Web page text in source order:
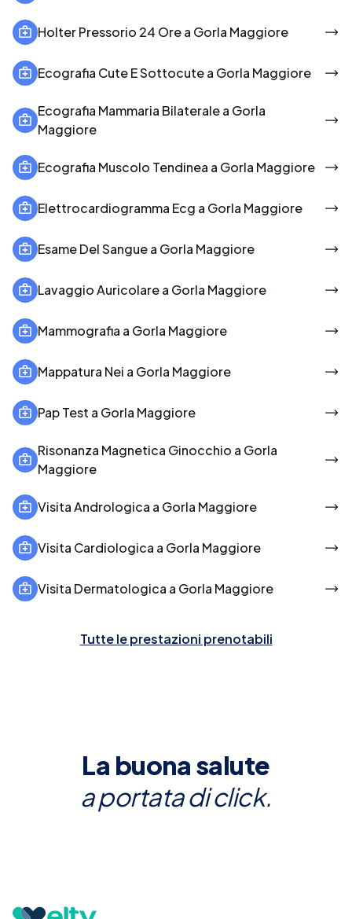
Holter Pressorio 24 Ore a Gorla Maggiore
Ecografia Cute E Sottocute a Gorla Maggiore
Ecografia Mammaria Bilaterale a Gorla
Maggiore
Ecografia Muscolo Tendinea a Gorla Maggiore
Elettrocardiogramma Ecg a Gorla Maggiore
Esame Del Sangue a Gorla Maggiore
Lavaggio Auricolare a Gorla Maggiore
Mammografia a Gorla Maggiore
Mappatura Nei a Gorla Maggiore
Pap Test a Gorla Maggiore
Risonanza Magnetica Ginocchio a Gorla
Maggiore
Visita Andrologica a Gorla Maggiore
Visita Cardiologica a Gorla Maggiore
Visita Dermatologica a Gorla Maggiore
Tutte le prestazioni prenotabili
La buona salute
a portata di click.